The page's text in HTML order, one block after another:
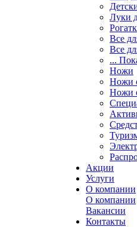
Луки
Все
Все
...
Ножи
Ножи
Ножи
Акции
Услуги
О компании
О компании
Вакансии
Контакты